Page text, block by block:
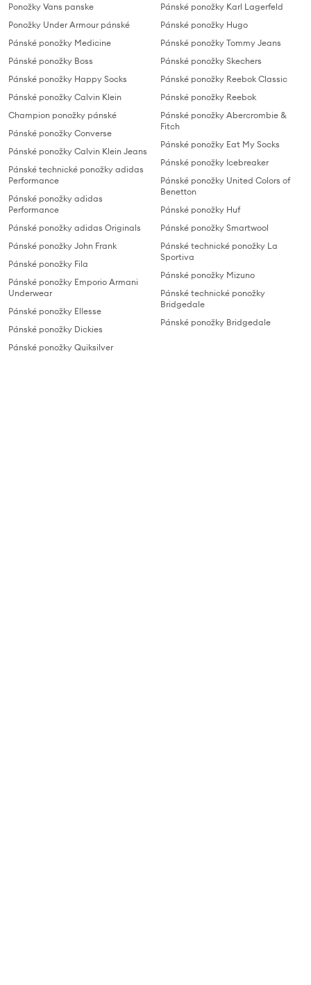
Ponožky Vans panske
Ponožky Under Armour pánské
Pánské ponožky Medicine
Pánské ponožky Boss
Pánské ponožky Happy Socks
Pánské ponožky Calvin Klein
Champion ponožky pánské
Pánské ponožky Converse
Pánské ponožky Calvin Klein Jeans
Pánské technické ponožky adidas
Performance
Pánské ponožky adidas
Performance
Pánské ponožky adidas Originals
Pánské ponožky John Frank
Pánské ponožky Fila
Pánské ponožky Emporio Armani
Underwear
Pánské ponožky Ellesse
Pánské ponožky Dickies
Pánské ponožky Quiksilver
Pánské ponožky Karl Lagerfeld
Pánské ponožky Hugo
Pánské ponožky Tommy Jeans
Pánské ponožky Skechers
Pánské ponožky Reebok Classic
Pánské ponožky Reebok
Pánské ponožky Abercrombie &
Fitch
Pánské ponožky Eat My Socks
Pánské ponožky Icebreaker
Pánské ponožky United Colors of
Benetton
Pánské ponožky Huf
Pánské ponožky Smartwool
Pánské technické ponožky La
Sportiva
Pánské ponožky Mizuno
Pánské technické ponožky
Bridgedale
Pánské ponožky Bridgedale